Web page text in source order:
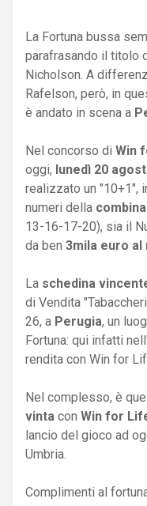
La Fortuna bussa
parafrasando il titolo
Nicholson. A
Rafelson, però, in
è andato in scena a
Nel concorso di Win
oggi, lunedì 20
realizzato un "10+1",
numeri della
13-16-17-20), sia il
da ben 3mila euro al
La schedina
di Vendita
26, a Perugia, un
Fortuna: qui infatti
rendita con Win for
Nel complesso, è
vinta con Win for
lancio del gioco ad
Umbria.
Complimenti al